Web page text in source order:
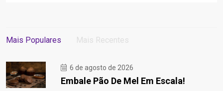
Mais Populares Mais Recentes
6 de agosto de 2026
Embale Pão De Mel Em Escala!